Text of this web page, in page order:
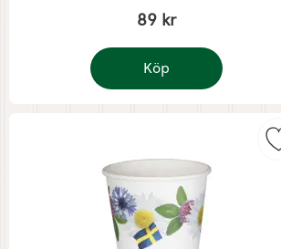
89 kr
Köp
Trälåda "Snaps"